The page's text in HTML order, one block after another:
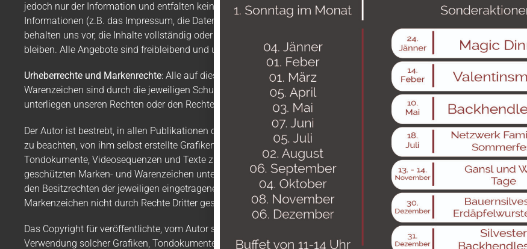
jedoch nur der Information und entfalten keine rechtlich bindende Wirkung, sofern es sich nicht um gesetzlich
Informationen (z.B. das Impressum, die Datenschutzerklärung, AGB oder verpflichtende Belehrungen von Verbrauchern)
behalten uns vor, die Inhalte vollständig oder teilweise zu ändern oder zu löschen, soweit vertragliche Verpflichtungen
bleiben. Alle Angebote sind freibleibend und unverbindlich.
Urheberrechte und Markenrechte: Alle auf dieser Website dargestellten Inhalte, wie Texte, Fotografien, Grafiken, Marken
Warenzeichen sind durch die jeweiligen Schutzrechte (Urheberrechte, Markenrechte) geschützt. Die Verwendung,
unterliegen unseren Rechten oder den Rechten der jeweiligen Urheber bzw. Rechteverwalter.
Der Autor ist bestrebt, in allen Publikationen die Urheberrechte der verwendeten Grafiken, Tondokumente,
zu beachten, von ihm selbst erstellte Grafiken, Tondokumente, Videosequenzen und Texte zu nutzen oder auf lizenzfreie
Tondokumente, Videosequenzen und Texte zurückzugreifen. Alle innerhalb des Internetangebotes genannten und ggf.
geschützten Marken- und Warenzeichen unterliegen uneingeschränkt den Bestimmungen des jeweils gültigen
den Besitzrechten der jeweiligen eingetragenen Eigentümer. Allein aufgrund der bloßen Nennung ist nicht der Schluss zu
Markenzeichen nicht durch Rechte Dritter geschützt sind!
Das Copyright für veröffentlichte, vom Autor selbst erstellte Objekte bleibt allein beim Autor der Seiten. Eine
Verwendung solcher Grafiken, Tondokumente, Videosequenzen und Texte in anderen elektronischen oder gedruckten